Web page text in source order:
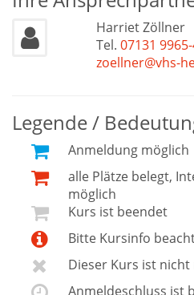
Harriet Zöllner
Tel. 07131
zoellner@vhs-
Legende /
Anmeldung möglich
alle Plätze belegt,
möglich
Kurs ist beendet
Bitte Kursinfo
Dieser Kurs ist
Anmeldeschluss ist